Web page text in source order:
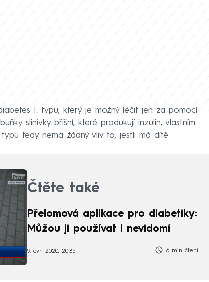
I. typu, který je možný léčit jen za pomocí
slinivky břišní, které produkují inzulin, vlastním
tedy nemá žádný vliv to, jestli má dítě
Čtěte také
Přelomová aplikace pro diabetiky:
Můžou ji používat i nevidomí
9. čvn 2020, 20:35 6 min čtení